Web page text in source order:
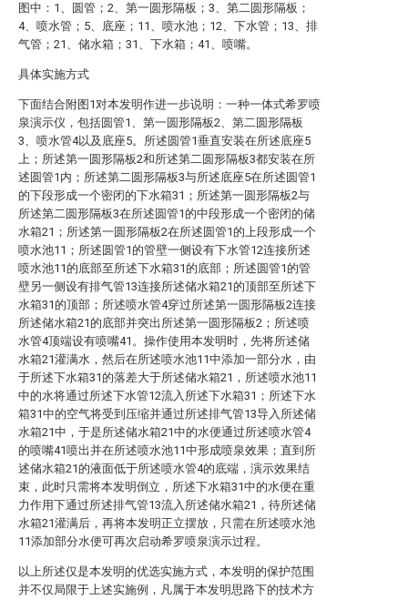
图中：1、圆管；2、第一圆形隔板；3、第二圆形隔板；
4、喷水管；5、底座；11、喷水池；12、下水管；13、排
气管；21、储水箱；31、下水箱；41、喷嘴。
具体实施方式
下面结合附图1对本发明作进一步说明：一种一体式希罗喷
泉演示仪，包括圆管1、第一圆形隔板2、第二圆形隔板
3、喷水管4以及底座5。所述圆管1垂直安装在所述底座5
上；所述第一圆形隔板2和所述第二圆形隔板3都安装在所
述圆管1内；所述第二圆形隔板3与所述底座5在所述圆管1
的下段形成一个密闭的下水箱31；所述第一圆形隔板2与
所述第二圆形隔板3在所述圆管1的中段形成一个密闭的储
水箱21；所述第一圆形隔板2在所述圆管1的上段形成一个
喷水池11；所述圆管1的管壁一侧设有下水管12连接所述
喷水池11的底部至所述下水箱31的底部；所述圆管1的管
壁另一侧设有排气管13连接所述储水箱21的顶部至所述下
水箱31的顶部；所述喷水管4穿过所述第一圆形隔板2连接
所述储水箱21的底部并突出所述第一圆形隔板2；所述喷
水管4顶端设有喷嘴41。操作使用本发明时，先将所述储
水箱21灌满水，然后在所述喷水池11中添加一部分水，由
于所述下水箱31的落差大于所述储水箱21，所述喷水池11
中的水将通过所述下水管12流入所述下水箱31；所述下水
箱31中的空气将受到压缩并通过所述排气管13导入所述储
水箱21中，于是所述储水箱21中的水便通过所述喷水管4
的喷嘴41喷出并在所述喷水池11中形成喷泉效果；直到所
述储水箱21的液面低于所述喷水管4的底端，演示效果结
束，此时只需将本发明倒立，所述下水箱31中的水便在重
力作用下通过所述排气管13流入所述储水箱21，待所述储
水箱21灌满后，再将本发明正立摆放，只需在所述喷水池
11添加部分水便可再次启动希罗喷泉演示过程。
以上所述仅是本发明的优选实施方式，本发明的保护范围
并不仅局限于上述实施例，凡属于本发明思路下的技术方